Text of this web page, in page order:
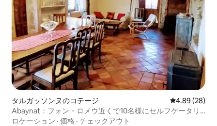
タルガッソンヌのコテージ レビュー28
4.89 (28)
Abaynat：フォン・ロメウ近くで10名様にセルフケータリ
ング
ロケーション · 価格 · チェックアウト